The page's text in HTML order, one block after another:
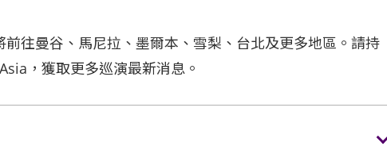
前往曼谷、馬尼拉、墨爾本、雪梨、台北及更多地區。請持
，獲取更多巡演最新消息。